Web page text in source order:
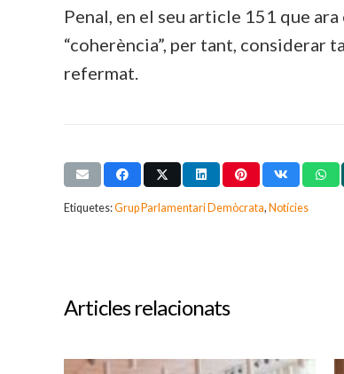
Penal, en el seu article 151 que
“coherència”, per tant, considerar
refermat.
Etiquetes:Grup Parlamentari Demòcrata, Notícies
Articles relacionats